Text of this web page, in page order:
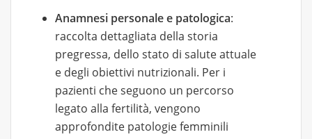
Anamnesi personale e patologica:
raccolta dettagliata della storia
pregressa, dello stato di salute attuale
e degli obiettivi nutrizionali. Per i
pazienti che seguono un percorso
legato alla fertilità, vengono
approfondite patologie femminili